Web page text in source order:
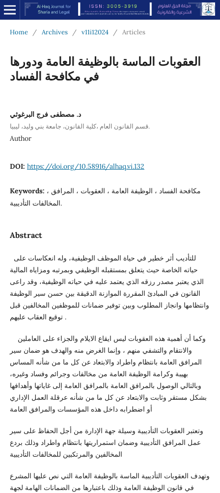
Home / Archives / v11i12024 / Articles
العقوبات الماسة بالوظيفة العامة ودورها
في مكافحة الفساد
د. مصطفى فرج البرغوثي
قسم القانون العام ،كلية القانون، جامعة بني وليد، ليبيا.
Author
DOI: https://doi.org/10.58916/alhaq.vi.132
Keywords: مكافحة الفساد ، الوظيفة العامة ، العقوبات ، المرافق ،
المخالفات التأديبية.
Abstract
حياته الخاصة حيث يتعلق بمستقبله الوظيفي وبمرتبه ومزاياه المالية
الذي يعتبر مصدر رزقه الذي يعتمد عليه في حياته الوظيفية، وقد راعى
القانون في المبادئ المقررة الموازنة الدقيقة بين حسن سير الوظيفة
وانتظامها وانجاز المطلوب وبين توفير ضمانات للموظفين المخالفين قبل
توقيع العقاب عليهم .
والانتقام والتشفي منهم ، وإنما الغرض منه والهدف هو ضمان سير
المرافق العامة بانتظام واطراد والابتعاد عن كل ما من شأنه المساس
بهيبة وكرامة الوظيفة العامة من مخالفات وجرائم وفساد وغيره،
وبالتالي الوصول بالمرافق العامة بالمرافق العامة إلى غاياتها وأهدافها
بشكل مستقر وثابت والابتعاد عن كل ما من شأنه عرقلة العمل الإداري
وتعتبر العقوبات التأديبية وسيلة جهة الإدارة من أجل الحفاظ على سير
عمل المرافق التأديبية وضمان استمراريتها بانتظام واطراد وذلك بردع
المخالفين والمرتكبين للمخالفات التأديبية
وتهدف العقوبات التأديبية الماسة بالوظيفة العامة التي نص عليها المشرع
في قانون الوظيفة العامة وذلك باعتبارها من الضمانات الهامة لجهة